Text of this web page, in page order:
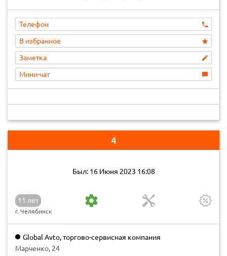
Телефон
В избранное
Заметка
Мини-чат
4
Был: 16 Июня 2023 16:08
11 лет
г. Челябинск
Global Avto, торгово-сервисная компания
Марченко, 24